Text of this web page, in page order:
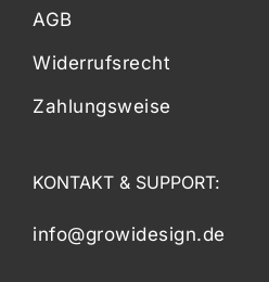
AGB
Widerrufsrecht
Zahlungsweise
KONTAKT & SUPPORT:
info@growidesign.de